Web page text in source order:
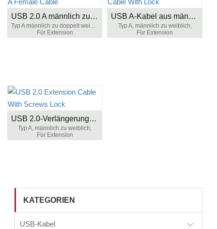
USB 2.0 A männlich zu doppeltem weiblichen Kabel
Typ A männlich zu doppelt weiblich
Für Extension
USB A-Kabel aus männlich zu weiblich mit Schloss
Typ A, männlich zu weiblich,
Für Extension
USB 2.0-Verlängerungskabel mit Schraubenverriegelung
Typ A, männlich zu weiblich,
Für Extension
KATEGORIEN
USB-Kabel